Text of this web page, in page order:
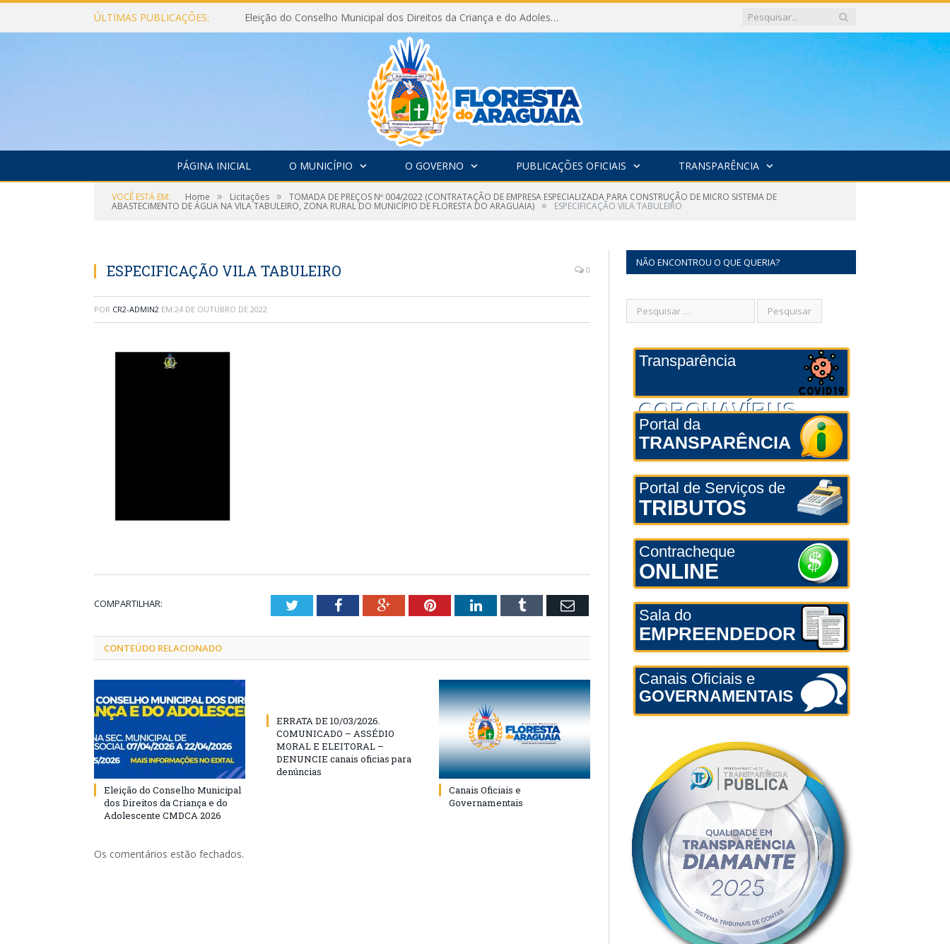
ÚLTIMAS PUBLICAÇÕES: Eleição do Conselho Municipal dos Direitos da Criança e do Adolescente CMDCA 2026
PÁGINA INICIAL O MUNICÍPIO O GOVERNO PUBLICAÇÕES OFICIAIS TRANSPARÊNCIA
VOCÊ ESTÁ EM: Home » Licitações » TOMADA DE PREÇOS Nº 004/2022 (CONTRATAÇÃO DE EMPRESA ESPECIALIZADA PARA CONSTRUÇÃO DE MICRO SISTEMA DE
ABASTECIMENTO DE ÁGUA NA VILA TABULEIRO, ZONA RURAL DO MUNICÍPIO DE FLORESTA DO ARAGUAIA) » ESPECIFICAÇÃO VILA TABULEIRO
ESPECIFICAÇÃO VILA TABULEIRO 0
POR CR2-ADMIN2 EM 24 DE OUTUBRO DE 2022
COMPARTILHAR: TwitterFacebookGoogle+PinterestLinkedInTumblr Email
CONTEÚDO RELACIONADO
Eleição do Conselho Municipal
dos Direitos da Criança e do
Adolescente CMDCA 2026
ERRATA DE 10/03/2026.
COMUNICADO – ASSÉDIO
MORAL E ELEITORAL –
DENUNCIE canais oficias para
denúncias
Canais Oficiais e
Governamentais
Os comentários estão fechados.
NÃO ENCONTROU O QUE QUERIA?
Transparência
CORONAVÍRUS
Portal da
TRANSPARÊNCIA
Portal de Serviços de
TRIBUTOS
Contracheque
ONLINE
Sala do
EMPREENDEDOR
Canais Oficiais e
GOVERNAMENTAIS